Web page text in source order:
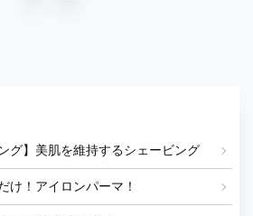
グ】美肌を維持するシェービング
け！アイロンパーマ！